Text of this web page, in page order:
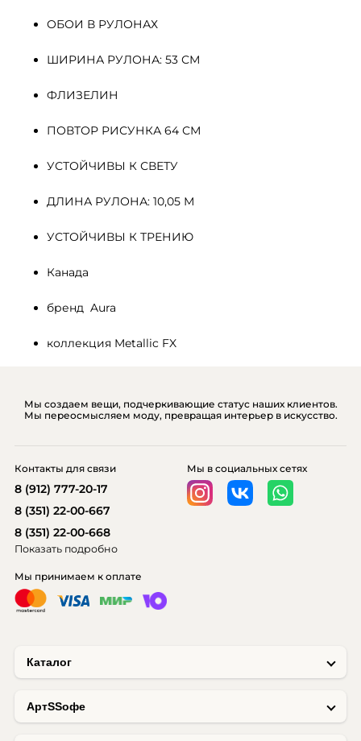
ОБОИ В РУЛОНАХ
ШИРИНА РУЛОНА: 53 СМ
ФЛИЗЕЛИН
ПОВТОР РИСУНКА 64 СМ
УСТОЙЧИВЫ К СВЕТУ
ДЛИНА РУЛОНА: 10,05 М
УСТОЙЧИВЫ К ТРЕНИЮ
Канада
бренд  Aura
коллекция Metallic FX
Мы создаем вещи, подчеркивающие статус наших клиентов.
Мы переосмысляем моду, превращая интерьер в искусство.
Каталог
AртSSофе
Мы принимаем к оплате
Мы в социальных сетях
Контакты для связи
8 (912) 777-20-17
8 (351) 22-00-667
8 (351) 22-00-668
Показать подробно